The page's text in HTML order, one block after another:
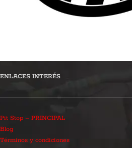
ENLACES INTERÉS
Pit Stop – PRINCIPAL
Blog
Términos y condiciones